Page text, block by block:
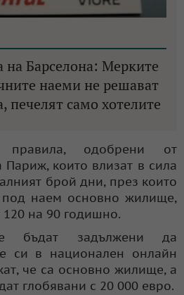
Барселона: Мерките
наеми не решават
печелят само хотелите
правила, одобрени от
които влизат в сила
брой дни, през които
наем основно жилище,
на 90 годишно.
бъдат задължени да
си в национален онлайн
че са основно жилище, а
глобявани с 20 000 евро.